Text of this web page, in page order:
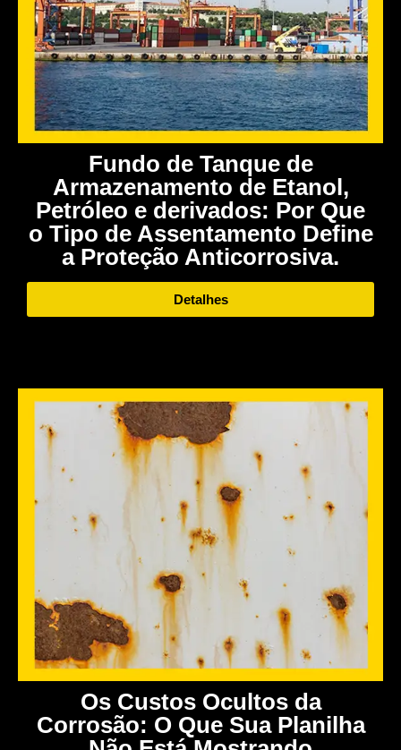
Fundo de Tanque de
Armazenamento de Etanol,
Petróleo e derivados: Por Que
o Tipo de Assentamento Define
a Proteção Anticorrosiva.
Detalhes
Os Custos Ocultos da
Corrosão: O Que Sua Planilha